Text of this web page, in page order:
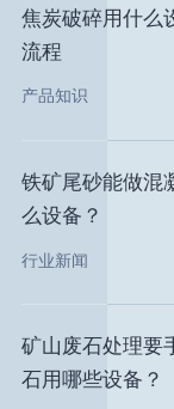
焦炭破碎用什么
流程
产品知识
铁矿尾砂能做混
么设备？
行业新闻
矿山废石处理要
石用哪些设备？